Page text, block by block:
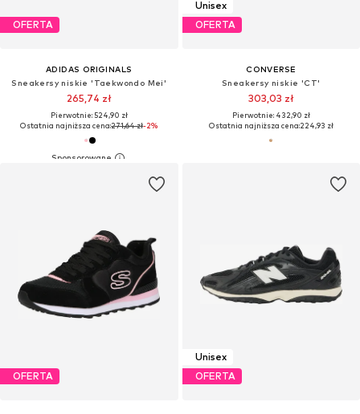
OFERTA
ADIDAS ORIGINALS
Sneakersy niskie 'Taekwondo Mei'
265,74 zł
Pierwotnie: 524,90 zł
Ostatnia najniższa cena:271,64 zł-2%
Unisex
OFERTA
CONVERSE
Sneakersy niskie 'CT'
303,03 zł
Pierwotnie: 432,90 zł
Ostatnia najniższa cena:224,93 zł
OFERTA
Unisex
OFERTA